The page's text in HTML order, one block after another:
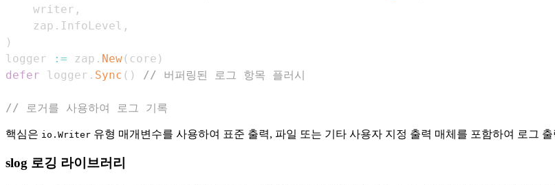
    writer
,
    zap
. InfoLevel ,
)
logger
:= zap . New( core )
defer logger . Sync ( ) // 버퍼링된 로그 항목 플러시
// 로거를 사용하여 로그 기록
핵심은 io.Writer 유형 매개변수를 사용하여 표준 출력, 파일 또는 기타 사용자 지정 출력 매체를 포함하여 로그
slog 로깅 라이브러리